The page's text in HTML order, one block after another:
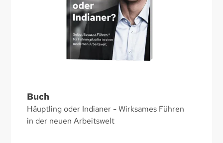
Buch
Häuptling oder Indianer - Wirksames Führen
in der neuen Arbeitswelt